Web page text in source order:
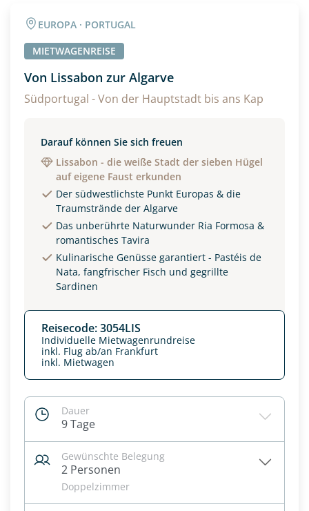
EUROPA · PORTUGAL
MIETWAGENREISE
Von Lissabon zur Algarve
Südportugal - Von der Hauptstadt bis ans Kap
Darauf können Sie sich freuen
Lissabon - die weiße Stadt der sieben Hügel
auf eigene Faust erkunden
Der südwestlichste Punkt Europas & die
Traumstrände der Algarve
Das unberührte Naturwunder Ria Formosa &
romantisches Tavira
Kulinarische Genüsse garantiert - Pastéis de
Nata, fangfrischer Fisch und gegrillte
Sardinen
Reisecode: 3054LIS
Individuelle Mietwagenrundreise
inkl. Flug ab/an Frankfurt
inkl. Mietwagen
Dauer
9 Tage
Gewünschte Belegung
2 Personen
Doppelzimmer
Alter
Unterkunft
EZ Familienzimmer
Reisebeginn